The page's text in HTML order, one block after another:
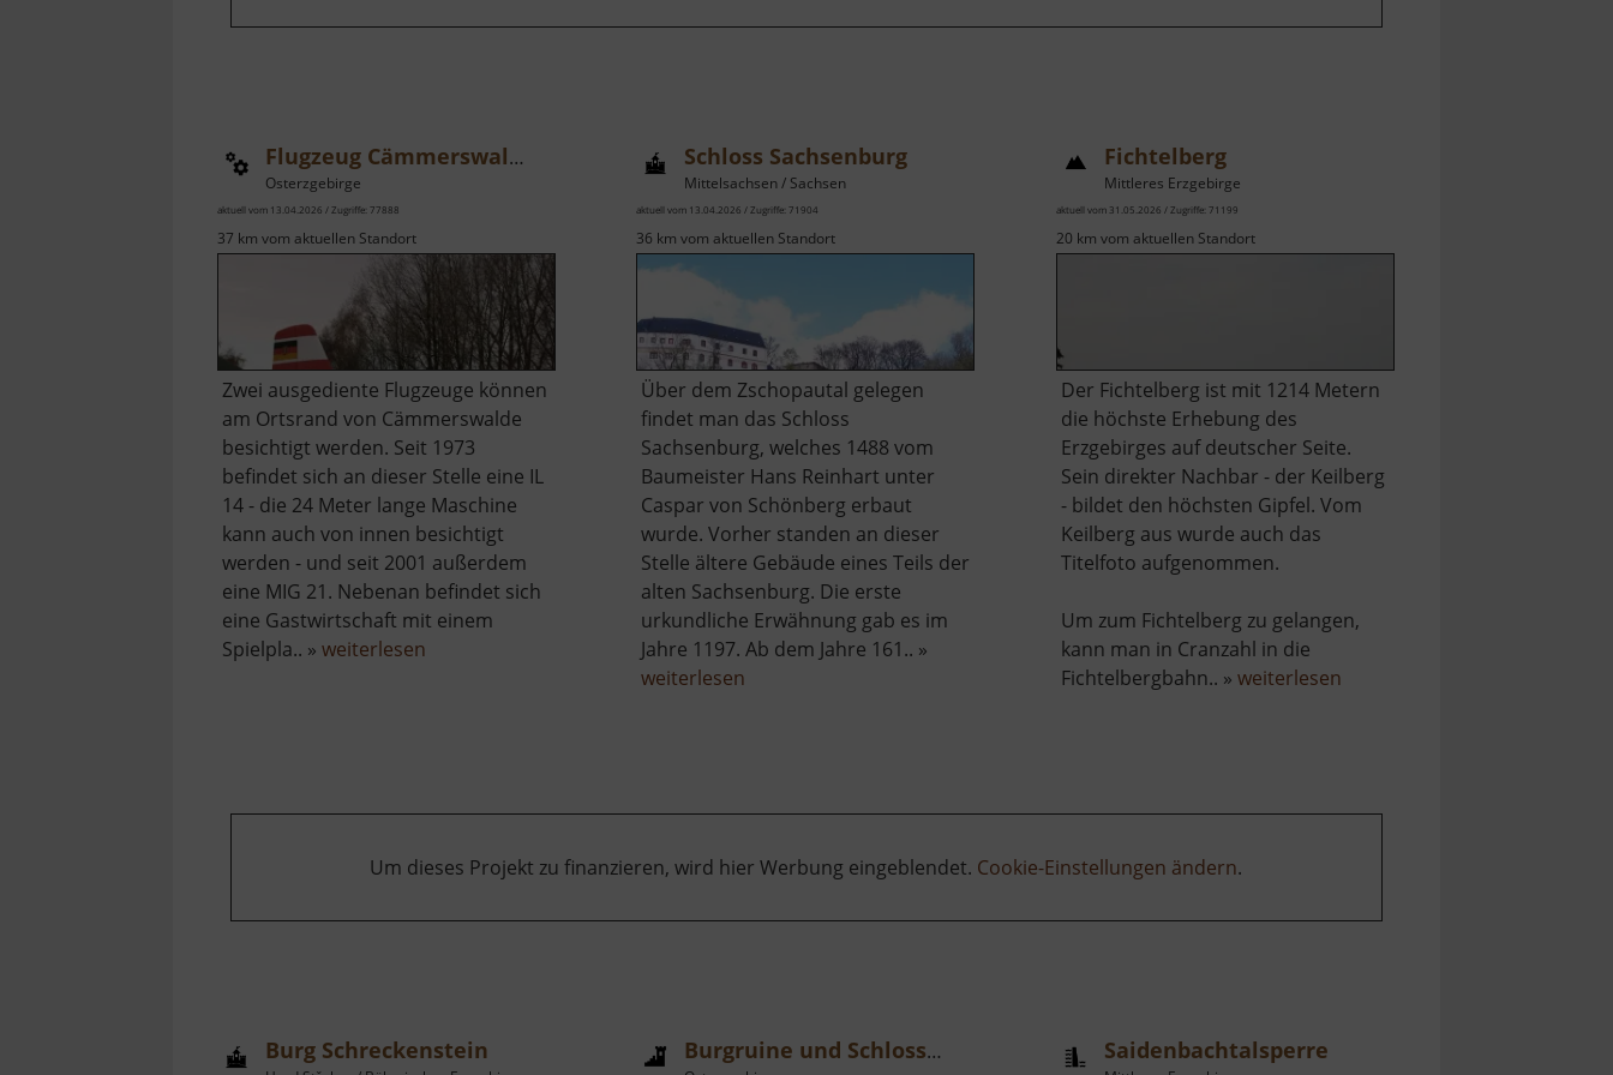
Flugzeug Cämmerswalde
Osterzgebirge
aktuell vom 13.04.2026 / Zugriffe: 77888
37 km vom aktuellen Standort
Zwei ausgediente Flugzeuge können
am Ortsrand von Cämmerswalde
besichtigt werden. Seit 1973
befindet sich an dieser Stelle eine IL
14 - die 24 Meter lange Maschine
kann auch von innen besichtigt
werden - und seit 2001 außerdem
eine MIG 21. Nebenan befindet sich
eine Gastwirtschaft mit einem
Spielpla.. » weiterlesen
Schloss Sachsenburg
Mittelsachsen / Sachsen
aktuell vom 13.04.2026 / Zugriffe: 71904
36 km vom aktuellen Standort
Über dem Zschopautal gelegen
findet man das Schloss
Sachsenburg, welches 1488 vom
Baumeister Hans Reinhart unter
Caspar von Schönberg erbaut
wurde. Vorher standen an dieser
Stelle ältere Gebäude eines Teils der
alten Sachsenburg. Die erste
urkundliche Erwähnung gab es im
Jahre 1197. Ab dem Jahre 161.. »
weiterlesen
Fichtelberg
Mittleres Erzgebirge
aktuell vom 31.05.2026 / Zugriffe: 71199
20 km vom aktuellen Standort
Der Fichtelberg ist mit 1214 Metern
die höchste Erhebung des
Erzgebirges auf deutscher Seite.
Sein direkter Nachbar - der Keilberg
- bildet den höchsten Gipfel. Vom
Keilberg aus wurde auch das
Titelfoto aufgenommen.
Um zum Fichtelberg zu gelangen,
kann man in Cranzahl in die
Fichtelbergbahn.. » weiterlesenüber
Um dieses Projekt zu finanzieren, wird hier Werbung eingeblendet. Cookie-Einstellungen ändern.
Burg Schreckenstein Burgruine und Schloss Frauenstein Saidenbachtalsperre